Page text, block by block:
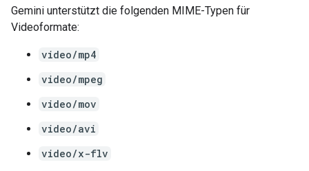
Gemini unterstützt die folgenden MIME-Typen für
Videoformate:
video/mp4
video/mpeg
video/mov
video/avi
video/x-flv